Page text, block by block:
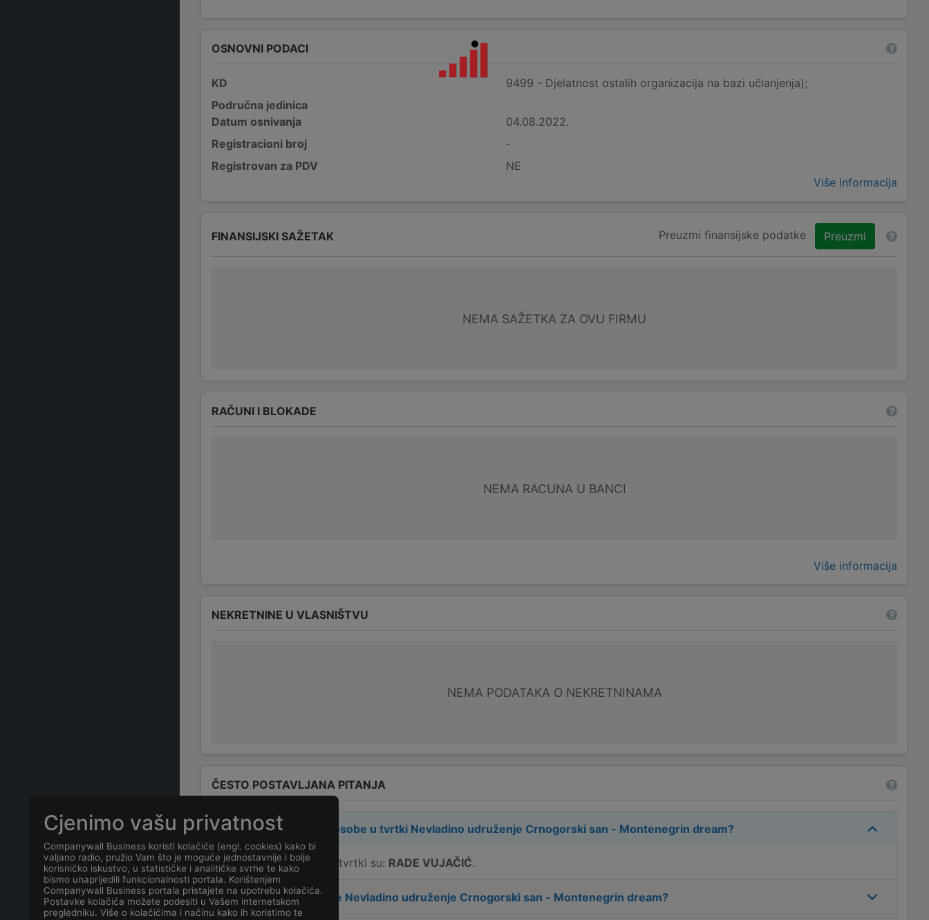
OSNOVNI PODACI
KD
9499 - Djelatnost ostalih organizacija na bazi učlanjenja);
Područna jedinica
Datum osnivanja
04.08.2022.
Registracioni broj
-
Registrovan za PDV
NE
Više informacija
FINANSIJSKI SAŽETAK Preuzmi finansijske podatke Preuzmi
NEMA SAŽETKA ZA OVU FIRMU
RAČUNI I BLOKADE
NEMA RACUNA U BANCI
Više informacija
NEKRETNINE U VLASNIŠTVU
NEMA PODATAKA O NEKRETNINAMA
ČESTO POSTAVLJANA PITANJA
Tko su odgovorne osobe u tvrtki Nevladino udruženje Crnogorski san - Montenegrin dream?
Odgovorne osobe u tvrtki su: RADE VUJAČIĆ.
Koja je adresa tvrtke Nevladino udruženje Crnogorski san - Montenegrin dream?
Cjenimo vašu privatnost
Companywall Business koristi kolačiće (engl. cookies) kako bi
valjano radio, pružio Vam što je moguće jednostavnije i bolje
korisničko iskustvo, u statističke i analitičke svrhe te kako
bismo unaprijedili funkcionalnosti portala. Korištenjem
Companywall Business portala pristajete na upotrebu kolačića.
Postavke kolačića možete podesiti u Vašem internetskom
pregledniku. Više o kolačićima i načinu kako ih koristimo te